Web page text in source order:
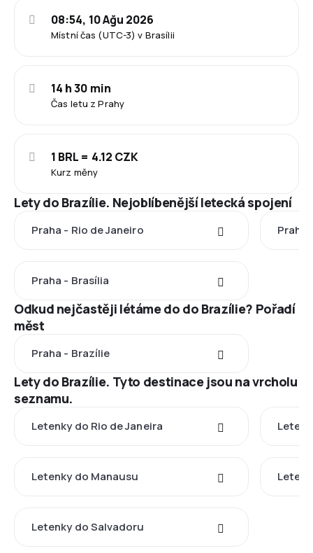
Místní čas (UTC-3) v Brasílii
08:54, 10 Ağu 2026
Čas letu z Prahy
14 h 30 min
Kurz měny
1 BRL = 4.12 CZK
Lety do Brazílie. Nejoblíbenější letecká spojení
Praha - Rio de Janeiro Praha
Praha - Brasília
Odkud nejčastěji létáme do do Brazílie? Pořadí
měst
Praha - Brazílie
Lety do Brazílie. Tyto destinace jsou na vrcholu
seznamu.
Letenky do Rio de Janeira
Letenky do Manausu
Letenky do Salvadoru